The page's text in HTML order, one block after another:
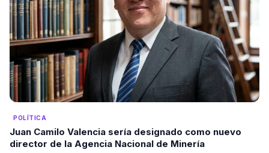
POLÍTICA
Juan Camilo Valencia sería designado como nuevo
director de la Agencia Nacional de Minería